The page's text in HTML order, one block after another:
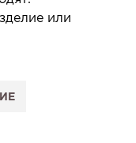
или
и
выберите салон.